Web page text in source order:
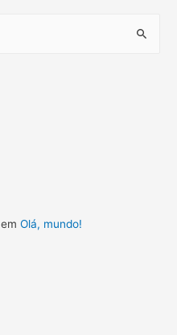
emOlá, mundo!